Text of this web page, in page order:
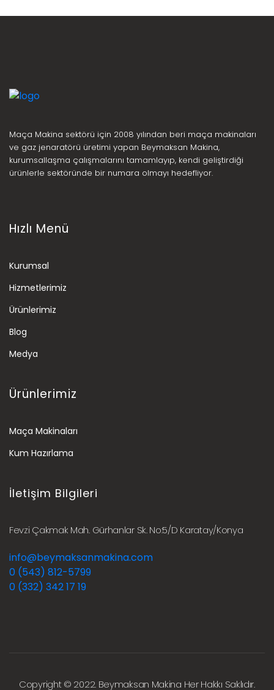
Maça Makina sektörü için 2008 yılından beri maça makinaları
ve gaz jenaratörü üretimi yapan Beymaksan Makina,
kurumsallaşma çalışmalarını tamamlayıp, kendi geliştirdiği
ürünlerle sektöründe bir numara olmayı hedefliyor.
Hızlı Menü
Kurumsal
Hizmetlerimiz
Ürünlerimiz
Blog
Medya
Ürünlerimiz
Maça Makinaları
Kum Hazırlama
İletişim Bilgileri
Fevzi Çakmak Mah. Gürhanlar Sk. No:5/D Karatay/Konya
info@beymaksanmakina.com
0 (543) 812-5799
0 (332) 342 17 19
Copyright © 2022. Beymaksan Makina Her Hakkı Saklıdır.